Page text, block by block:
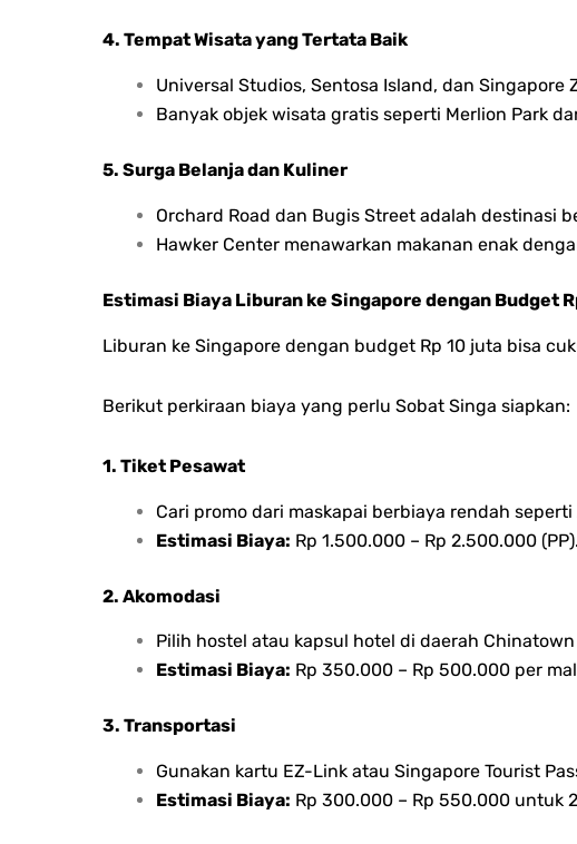
4. Tempat Wisata yang Tertata Baik
Universal Studios, Sentosa Island, dan Singapore
Banyak objek wisata gratis seperti Merlion Park
5. Surga Belanja dan Kuliner
Orchard Road dan Bugis Street adalah destinasi
Hawker Center menawarkan makanan enak
Estimasi Biaya Liburan ke Singapore dengan Budget
Liburan ke Singapore dengan budget Rp 10 juta bisa
Berikut perkiraan biaya yang perlu Sobat Singa siapkan:
1. Tiket Pesawat
Cari promo dari maskapai berbiaya rendah
Estimasi Biaya: Rp 1.500.000 – Rp 2.500.000 (PP).
2. Akomodasi
Pilih hostel atau kapsul hotel di daerah
Estimasi Biaya: Rp 350.000 – Rp 500.000 per
3. Transportasi
Gunakan kartu EZ-Link atau Singapore Tourist
Estimasi Biaya: Rp 300.000 – Rp 550.000 untuk